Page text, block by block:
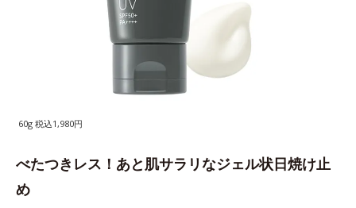
60g 税込1,980円
べたつきレス！あと肌サラリなジェル状日焼け止
め